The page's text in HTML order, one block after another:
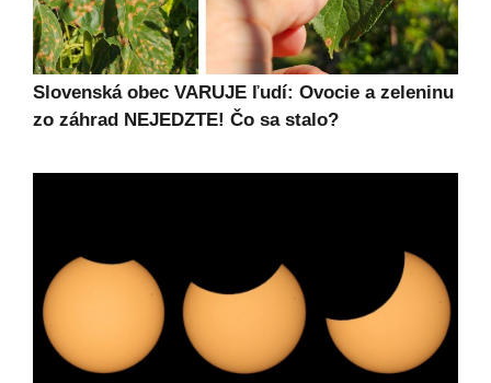
Slovenská obec VARUJE ľudí: Ovocie a zeleninu
zo záhrad NEJEDZTE! Čo sa stalo?